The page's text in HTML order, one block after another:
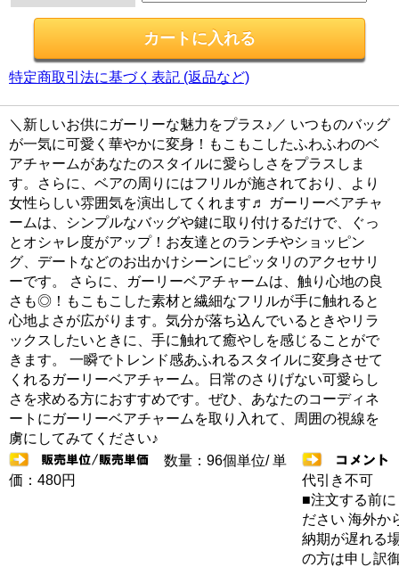
特定商取引法に基づく表記 (返品など)
＼新しいお供にガーリーな魅力をプラス♪／ いつものバッグ
が一気に可愛く華やかに変身！もこもこしたふわふわのベ
アチャームがあなたのスタイルに愛らしさをプラスしま
す。さらに、ベアの周りにはフリルが施されており、より
女性らしい雰囲気を演出してくれます♬ ガーリーベアチャ
ームは、シンプルなバッグや鍵に取り付けるだけで、ぐっ
とオシャレ度がアップ！お友達とのランチやショッピン
グ、デートなどのお出かけシーンにピッタリのアクセサリ
ーです。 さらに、ガーリーベアチャームは、触り心地の良
さも◎！もこもこした素材と繊細なフリルが手に触れると
心地よさが広がります。気分が落ち込んでいるときやリラ
ックスしたいときに、手に触れて癒やしを感じることがで
きます。 一瞬でトレンド感あふれるスタイルに変身させて
くれるガーリーベアチャーム。日常のさりげない可愛らし
さを求める方におすすめです。ぜひ、あなたのコーディネ
ートにガーリーベアチャームを取り入れて、周囲の視線を
虜にしてみてください♪
数量：96個単位/ 単
価：480円
代引き不可
■注文する前
ださい 海外か
納期が遅れる
の方は申し訳